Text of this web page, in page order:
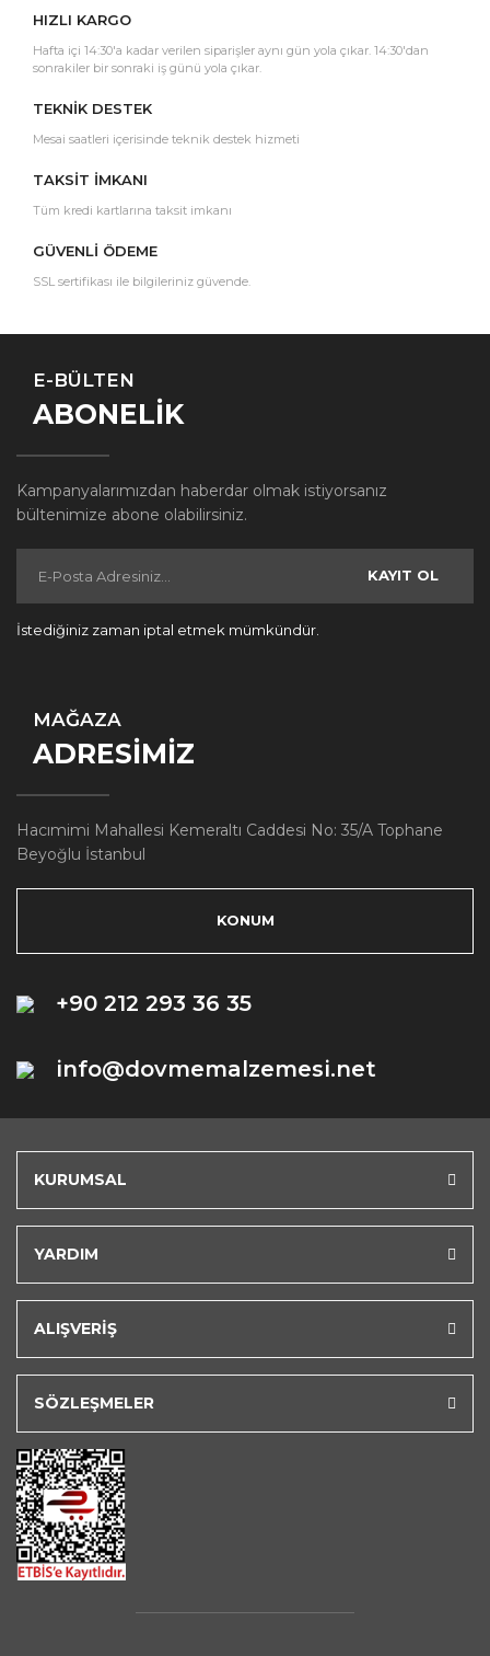
HIZLI KARGO
Hafta içi 14:30'a kadar verilen siparişler aynı gün yola çıkar. 14:30'dan
sonrakiler bir sonraki iş günü yola çıkar.
TEKNİK DESTEK
Mesai saatleri içerisinde teknik destek hizmeti
TAKSİT İMKANI
Tüm kredi kartlarına taksit imkanı
GÜVENLİ ÖDEME
SSL sertifikası ile bilgileriniz güvende.
E-BÜLTEN
ABONELİK
Kampanyalarımızdan haberdar olmak istiyorsanız
bültenimize abone olabilirsiniz.
KAYIT OL
İstediğiniz zaman iptal etmek mümkündür.
MAĞAZA
ADRESİMİZ
Hacımimi Mahallesi Kemeraltı Caddesi No: 35/A Tophane
Beyoğlu İstanbul
KONUM
+90 212 293 36 35
info@dovmemalzemesi.net
KURUMSAL
YARDIM
ALIŞVERİŞ
SÖZLEŞMELER